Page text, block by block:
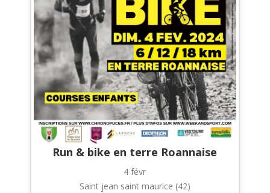
Run & bike en terre Roannaise
4 févr
Saint jean saint maurice (42)